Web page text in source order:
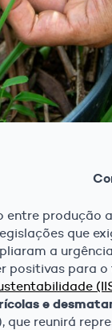
produção
que
a
para
e
que reunirá